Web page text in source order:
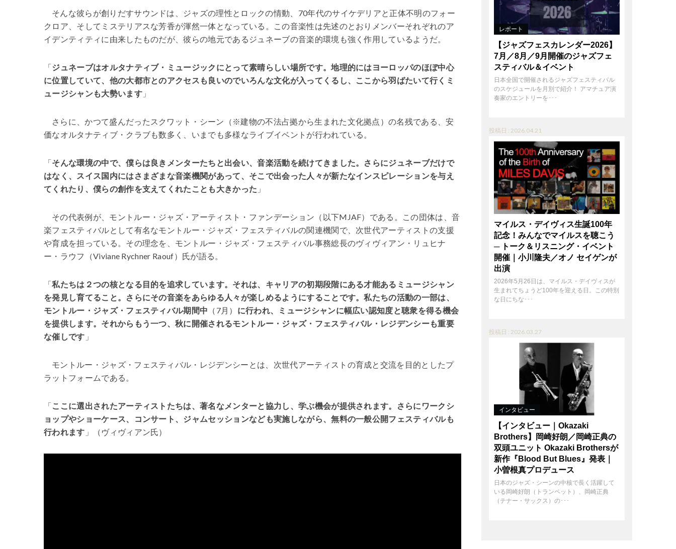
そんな彼らが創りだすサウンドは、ジャズの理性とロックの情動、70年代のサイケデリアと正体不明のフォー
クロア、そしてミステリアスな芳香が渾然一体となっている。この音楽性は先述のとおりメンバーそれぞれのア
イデンティティに由来したものだが、彼らの地元であるジュネーブの音楽的環境も強く作用しているようだ。
「ジュネーブはオルタナティブ・ミュージックにとって素晴らしい場所です。地理的にはヨーロッパのほぼ中心
に位置していて、他の大都市とのアクセスも良いのでいろんな文化が入ってくるし、ここから羽ばたいて行くミ
ュージシャンも大勢います」
さらに、かつて盛んだったスクワット・シーン（※建物の不法占拠から生まれた文化拠点）の名残である、安
価なオルタナティブ・クラブも数多く、いまでも多様なライブイベントが行われている。
「そんな環境の中で、僕らは良きメンターたちと出会い、音楽活動を続けてきました。さらにジュネーブだけで
はなく、スイス国内にはさまざまな音楽機関があって、そこで出会った人々が新たなインスピレーションを与え
てくれたり、僕らの創作を支えてくれたことも大きかった 」
その代表例が、モントルー・ジャズ・アーティスト・ファンデーション（以下MJAF）である。この団体は、音
楽フェスティバルとして有名なモントルー・ジャズ・フェスティバルの関連機関で、次世代アーティストの支援
や育成を担っている。その理念を、モントルー・ジャズ・フェスティバル事務総長のヴィヴィアン・リュヒナ
ー・ラウフ（Viviane Rychner Raouf）氏が語る。
「私たちは２つの核となる目的を追求しています。それは、キャリアの初期段階にある才能あるミュージシャン
を発見し育てること。さらにその音楽をあらゆる人々が楽しめるようにすることです。私たちの活動の一部は、
モントルー・ジャズ・フェスティバル期間中 （7月） に行われ、ミュージシャンに幅広い認知度と聴衆を得る機会
を提供します。それからもう一つ、秋に開催されるモントルー・ジャズ・フェスティバル・レジデンシーも重要
な催しです 」
モントルー・ジャズ・フェスティバル・レジデンシーとは、次世代アーティストの育成と交流を目的としたプ
ラットフォームである。
「ここに選出されたアーティストたちは、著名なメンターと協力し、学ぶ機会が提供されます。さらにワークシ
ョップやショーケース、コンサート、ジャムセッションなども実施しながら、無料の一般公開フェスティバルも
行われます 」（ヴィヴィアン氏）
レポート
【ジャズフェスカレンダー2026】
7月／8月／9月開催のジャズフェ
スティバル＆イベント
日本全国で開催されるジャズフェスティバル
のスケジュールを月別で紹介！ アマチュア演
奏家のエントリーを･･･
投稿日 : 2026.04.21
マイルス・デイヴィス生誕100年
記念！みんなでマイルスを聴こう
─ トーク＆リスニング・イベント
開催｜小川隆夫／オノ セイゲンが
出演
2026年5月26日は、マイルス・デイヴィスが
生まれてちょうど100年を迎える日。この特別
な日にちな･･･
投稿日 : 2026.03.27
インタビュー
【インタビュー｜Okazaki
Brothers】岡崎好朗／岡崎正典の
双頭ユニット Okazaki Brothersが
新作『Blood But Blues』発表｜
小曽根真プロデュース
日本のジャズ・シーンの中核で長く活躍して
いる岡崎好朗（トランペット）、岡崎正典
（テナー・サックス）の･･･